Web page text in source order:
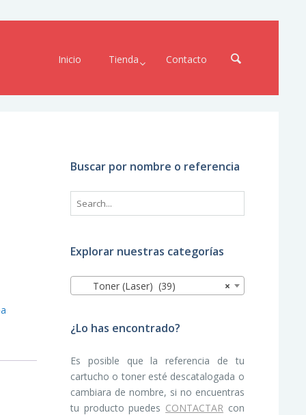
Inicio Tienda Contacto
Buscar por nombre o referencia
Explorar nuestras categorías
×
Toner (Laser) (39)
¿Lo has encontrado?
Es posible que la referencia de tu
cartucho o toner esté descatalogada o
cambiara de nombre, si no encuentras
tu producto puedes CONTACTAR con